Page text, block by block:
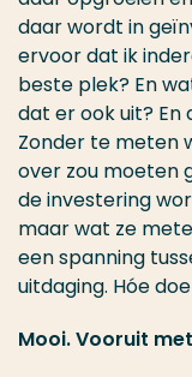
daar wordt in
ervoor dat ik
beste plek? En
dat er ook uit? En
Zonder te meten
over zou moeten
de investering
maar wat ze
een spanning
uitdaging. Hóe
Mooi. Vooruit